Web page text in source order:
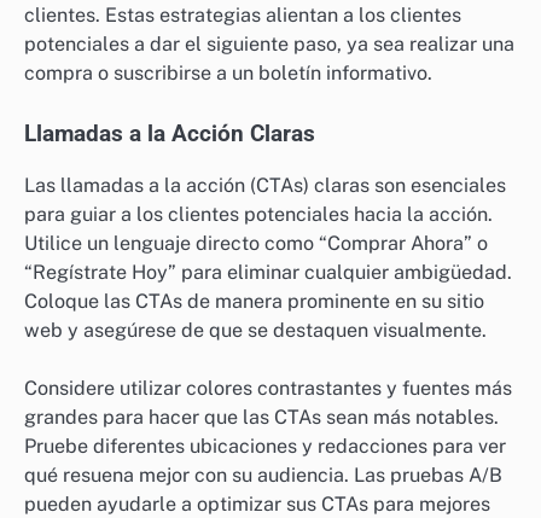
clientes. Estas estrategias alientan a los clientes
potenciales a dar el siguiente paso, ya sea realizar una
compra o suscribirse a un boletín informativo.
Llamadas a la Acción Claras
Las llamadas a la acción (CTAs) claras son esenciales
para guiar a los clientes potenciales hacia la acción.
Utilice un lenguaje directo como “Comprar Ahora” o
“Regístrate Hoy” para eliminar cualquier ambigüedad.
Coloque las CTAs de manera prominente en su sitio
web y asegúrese de que se destaquen visualmente.
Considere utilizar colores contrastantes y fuentes más
grandes para hacer que las CTAs sean más notables.
Pruebe diferentes ubicaciones y redacciones para ver
qué resuena mejor con su audiencia. Las pruebas A/B
pueden ayudarle a optimizar sus CTAs para mejores